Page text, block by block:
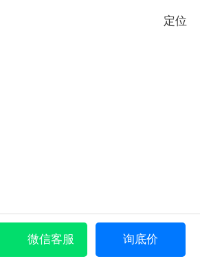
定位
微信客服 询底价